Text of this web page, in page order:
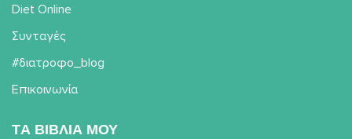
Diet Online
Συνταγές
#διατροφο_blog
Επικοινωνία
TΑ ΒΙΒΛΙΑ ΜΟΥ